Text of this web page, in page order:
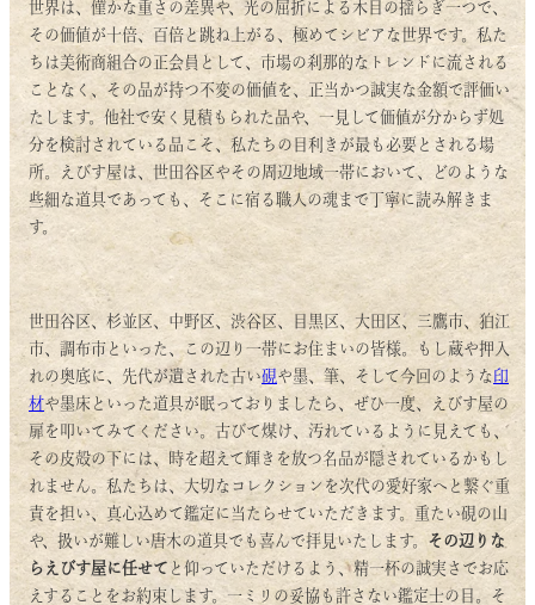
世界は、僅かな重さの差異や、光の屈折による木目の揺らぎ一つで、
その価値が十倍、百倍と跳ね上がる、極めてシビアな世界です。私た
ちは美術商組合の正会員として、市場の刹那的なトレンドに流される
ことなく、その品が持つ不変の価値を、正当かつ誠実な金額で評価い
たします。他社で安く見積もられた品や、一見して価値が分からず処
分を検討されている品こそ、私たちの目利きが最も必要とされる場
所。えびす屋は、世田谷区やその周辺地域一帯において、どのような
些細な道具であっても、そこに宿る職人の魂まで丁寧に読み解きま
す。
世田谷区、杉並区、中野区、渋谷区、目黒区、大田区、三鷹市、狛江
市、調布市といった、この辺り一帯にお住まいの皆様。もし蔵や押入
れの奥底に、先代が遺された古い硯や墨、筆、そして今回のような印
材や墨床といった道具が眠っておりましたら、ぜひ一度、えびす屋の
扉を叩いてみてください。古びて煤け、汚れているように見えても、
その皮殻の下には、時を超えて輝きを放つ名品が隠されているかもし
れません。私たちは、大切なコレクションを次代の愛好家へと繋ぐ重
責を担い、真心込めて鑑定に当たらせていただきます。重たい硯の山
や、扱いが難しい唐木の道具でも喜んで拝見いたします。 その辺りな
らえびす屋に任せて と仰っていただけるよう、精一杯の誠実さでお応
えすることをお約束します。一ミリの妥協も許さない鑑定士の目。そ